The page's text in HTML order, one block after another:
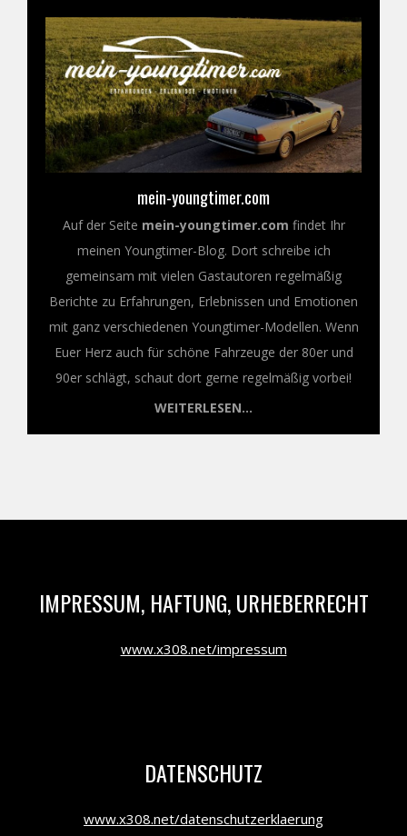
mein-youngtimer.com
Auf der Seite mein-youngtimer.com findet Ihr
meinen Youngtimer-Blog. Dort schreibe ich
gemeinsam mit vielen Gastautoren regelmäßig
Berichte zu Erfahrungen, Erlebnissen und Emotionen
mit ganz verschiedenen Youngtimer-Modellen. Wenn
Euer Herz auch für schöne Fahrzeuge der 80er und
90er schlägt, schaut dort gerne regelmäßig vorbei!
WEITERLESEN...
IMPRESSUM, HAFTUNG, URHEBERRECHT
www.x308.net/impressum
DATENSCHUTZ
www.x308.net/datenschutzerklaerung